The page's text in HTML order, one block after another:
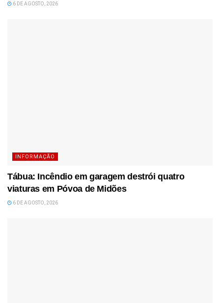
6 DE AGOSTO, 2026
INFORMAÇÃO
Tábua: Incêndio em garagem destrói quatro
viaturas em Póvoa de Midões
6 DE AGOSTO, 2026